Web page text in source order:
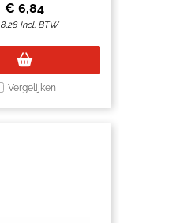
€ 6,84
8,28 Incl. BTW
Vergelijken